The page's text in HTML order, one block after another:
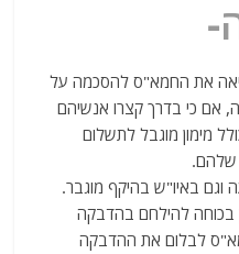
את החמא"ס להסכמה על
אם כי בדרך קצרו אנשיהם
מימון מוגבל לתשלום
שלהם.
באיו"ש בהיקף מוגבר.
בכוחה להילחם בהדבקה
לבלום את ההדבקה